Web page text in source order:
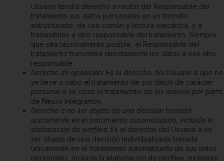
Usuario tendrá derecho a recibir del Responsable del
tratamiento sus datos personales en un formato
estructurado, de uso común y lectura mecánica, y a
transmitirlos a otro responsable del tratamiento. Siempre
que sea técnicamente posible, el Responsable del
tratamiento transmitirá directamente los datos a ese otro
responsable.
Derecho de oposición: Es el derecho del Usuario a que no
se lleve a cabo el tratamiento de sus datos de carácter
personal o se cese el tratamiento de los mismos por parte
de Neuro Integramos.
Derecho a no ser objeto de una decisión basada
únicamente en el tratamiento automatizado, incluida la
elaboración de perfiles: Es el derecho del Usuario a no
ser objeto de una decisión individualizada basada
únicamente en el tratamiento automatizado de sus datos
personales, incluida la elaboración de perfiles, existente